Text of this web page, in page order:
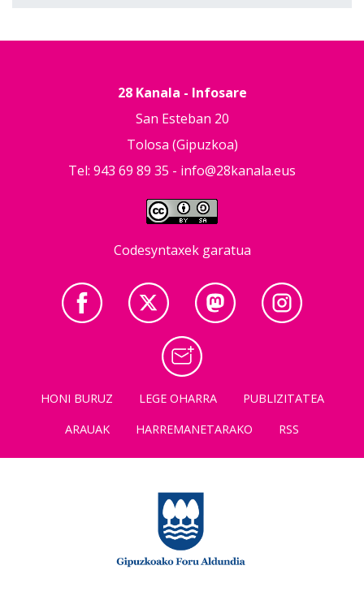
28 Kanala - Infosare
San Esteban 20
Tolosa (Gipuzkoa)
Tel: 943 69 89 35 - info@28kanala.eus
Codesyntaxek garatua
HONI BURUZ LEGE OHARRA
PUBLIZITATEA
ARAUAK
HARREMANETARAKO RSS